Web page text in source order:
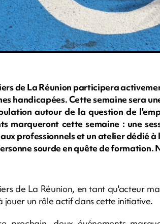
de La Réunion participera
handicapées. Cette semaine sera
autour de la question de
marqueront cette semaine : une
professionnels et un atelier dédié
sourde en quête de formation.
de La Réunion, en tant qu'acteur
jouer un rôle actif dans cette initiative.